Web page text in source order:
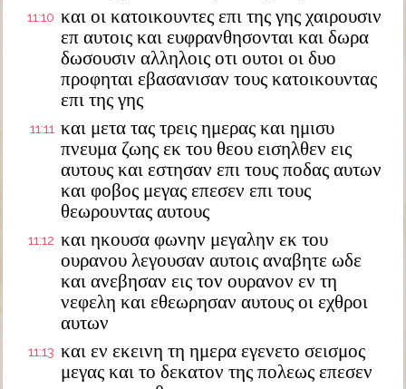
11:10 και οι κατοικουντες επι της γης χαιρουσιν
επ αυτοις και ευφρανθησονται και δωρα
δωσουσιν αλληλοις οτι ουτοι οι δυο
προφηται εβασανισαν τους κατοικουντας
επι της γης
11:11 και μετα τας τρεις ημερας και ημισυ
πνευμα ζωης εκ του θεου εισηλθεν εις
αυτους και εστησαν επι τους ποδας αυτων
και φοβος μεγας επεσεν επι τους
θεωρουντας αυτους
11:12 και ηκουσα φωνην μεγαλην εκ του
ουρανου λεγουσαν αυτοις αναβητε ωδε
και ανεβησαν εις τον ουρανον εν τη
νεφελη και εθεωρησαν αυτους οι εχθροι
αυτων
11:13 και εν εκεινη τη ημερα εγενετο σεισμος
μεγας και το δεκατον της πολεως επεσεν